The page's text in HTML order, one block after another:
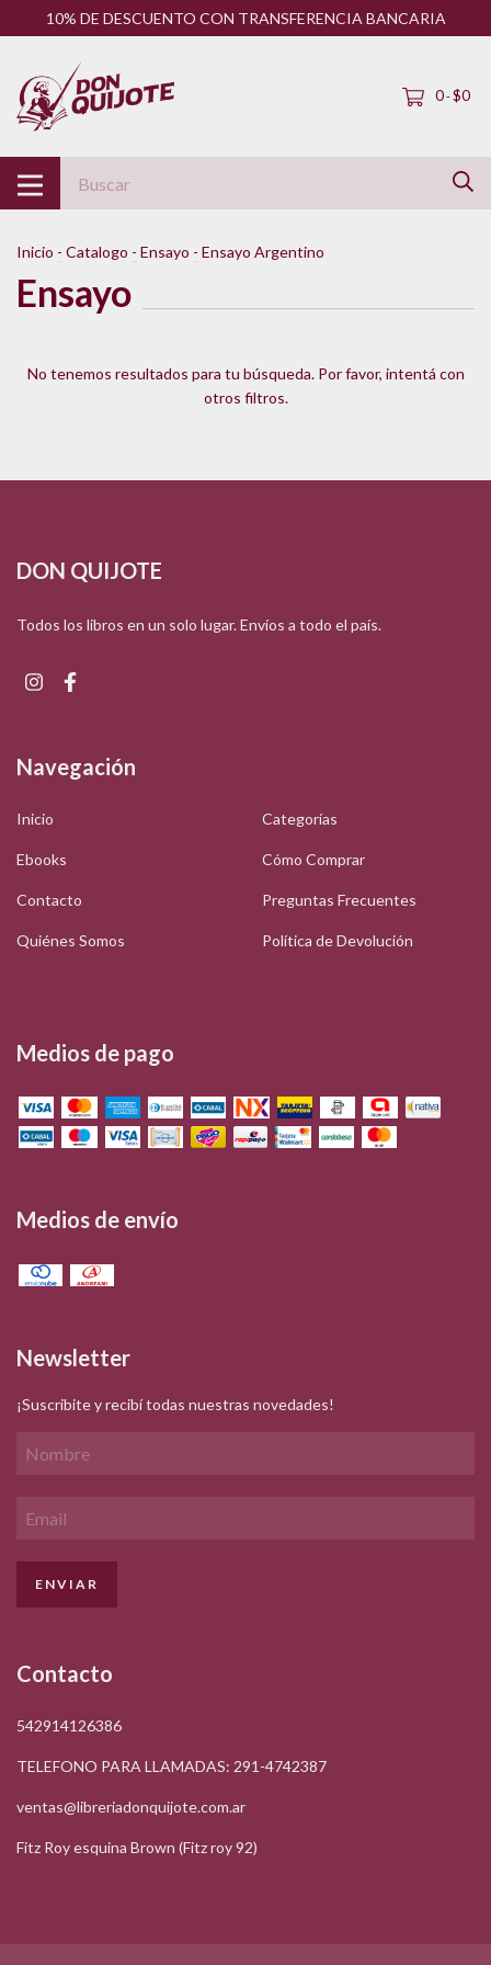
10% DE DESCUENTO CON TRANSFERENCIA BANCARIA
0-$0
Inicio - Catalogo - Ensayo - Ensayo Argentino
Ensayo
No tenemos resultados para tu búsqueda. Por favor, intentá con
otros filtros.
DON QUIJOTE
Todos los libros en un solo lugar. Envíos a todo el país.
Navegación
Inicio Categorías
Ebooks Cómo Comprar
Contacto Preguntas Frecuentes
Quiénes Somos Política de Devolución
Medios de pago
Medios de envío
Newsletter
¡Suscribite y recibí todas nuestras novedades!
Contacto
542914126386
TELEFONO PARA LLAMADAS: 291-4742387
ventas@libreriadonquijote.com.ar
Fitz Roy esquina Brown (Fitz roy 92)